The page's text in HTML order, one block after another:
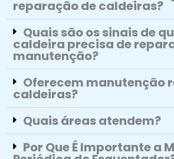
reparação de caldeiras?
Quais são os sinais de
caldeira precisa de
manutenção?
Oferecem manutenção
caldeiras?
Quais áreas atendem?
Por Que É Importante a